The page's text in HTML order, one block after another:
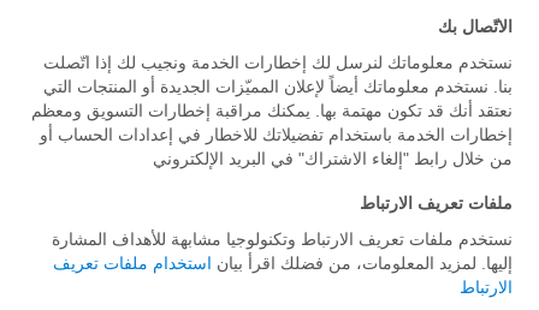
الاتّصال بك
نستخدم معلوماتك لنرسل لك إخطارات الخدمة ونجيب لك إذا اتّصلت
بنا. نستخدم معلوماتك أيضاً لإعلان المميّزات الجديدة أو المنتجات التي
نعتقد أنك قد تكون مهتمة بها. يمكنك مراقبة إخطارات التسويق ومعظم
إخطارات الخدمة باستخدام تفضيلاتك للاخطار في إعدادات الحساب أو
من خلال رابط "إلغاء الاشتراك" في البريد الإلكتروني
ملفات تعريف الارتباط
نستخدم ملفات تعريف الارتباط وتكنولوجيا مشابهة للأهداف المشارة
إليها. لمزيد المعلومات، من فضلك اقرأ بيان استخدام ملفات تعريف
الارتباط